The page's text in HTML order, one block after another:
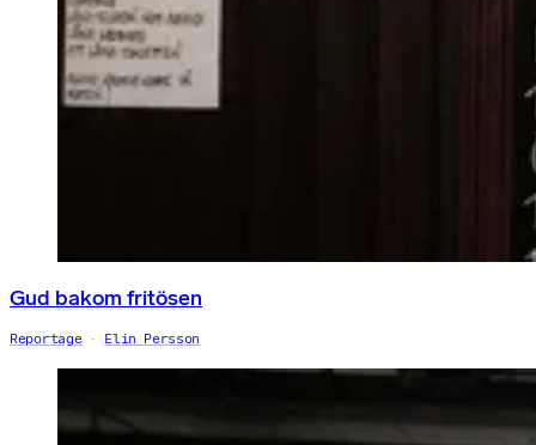
Gud bakom fritösen
Reportage Elin Persson